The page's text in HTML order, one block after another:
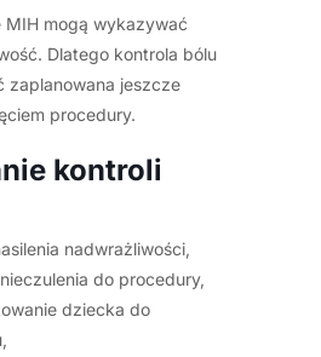
mogą wykazywać
Dlatego kontrola bólu
zaplanowana jeszcze
procedury.
kontroli
nadwrażliwości,
do procedury,
dziecka do